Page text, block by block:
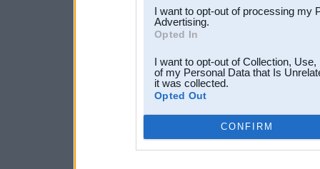
I want to opt-out of processing my
Advertising.
Opted In
I want to opt-out of Collection,
of my Personal Data that Is
it was collected.
Opted Out
CONFIRM